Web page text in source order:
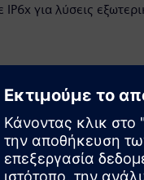
IP6x για λύσεις